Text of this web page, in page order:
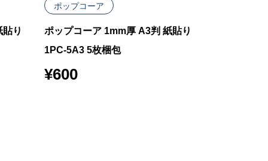
り
ポップコーア
ポップコーア 1mm厚 A3判 紙貼り
1PC-5A3 5枚梱包
¥600